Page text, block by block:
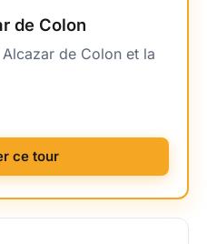
de Colon
de Colon et la
ce tour